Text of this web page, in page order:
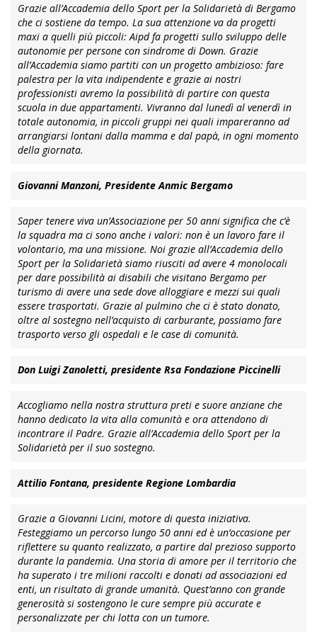
Grazie all’Accademia dello Sport per la Solidarietà di Bergamo
che ci sostiene da tempo. La sua attenzione va da progetti
maxi a quelli più piccoli: Aipd fa progetti sullo sviluppo delle
autonomie per persone con sindrome di Down. Grazie
all’Accademia siamo partiti con un progetto ambizioso: fare
palestra per la vita indipendente e grazie ai nostri
professionisti avremo la possibilità di partire con questa
scuola in due appartamenti. Vivranno dal lunedì al venerdì in
totale autonomia, in piccoli gruppi nei quali impareranno ad
arrangiarsi lontani dalla mamma e dal papà, in ogni momento
della giornata.
Giovanni Manzoni, Presidente Anmic Bergamo
Saper tenere viva un’Associazione per 50 anni significa che c’è
la squadra ma ci sono anche i valori: non è un lavoro fare il
volontario, ma una missione. Noi grazie all’Accademia dello
Sport per la Solidarietà siamo riusciti ad avere 4 monolocali
per dare possibilità ai disabili che visitano Bergamo per
turismo di avere una sede dove alloggiare e mezzi sui quali
essere trasportati. Grazie al pulmino che ci è stato donato,
oltre al sostegno nell’acquisto di carburante, possiamo fare
trasporto verso gli ospedali e le case di comunità.
Don Luigi Zanoletti, presidente Rsa Fondazione Piccinelli
Accogliamo nella nostra struttura preti e suore anziane che
hanno dedicato la vita alla comunità e ora attendono di
incontrare il Padre. Grazie all’Accademia dello Sport per la
Solidarietà per il suo sostegno.
Attilio Fontana, presidente Regione Lombardia
Grazie a Giovanni Licini, motore di questa iniziativa.
Festeggiamo un percorso lungo 50 anni ed è un’occasione per
riflettere su quanto realizzato, a partire dal prezioso supporto
durante la pandemia. Una storia di amore per il territorio che
ha superato i tre milioni raccolti e donati ad associazioni ed
enti, un risultato di grande umanità. Quest’anno con grande
generosità si sostengono le cure sempre più accurate e
personalizzate per chi lotta con un tumore.